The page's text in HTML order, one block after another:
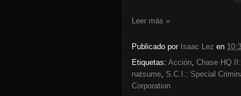
Leer más »
Publicado por Isaac Lez en
Etiquetas: Acción Chase HQ
natsume S.C.I.: Special
Corporation